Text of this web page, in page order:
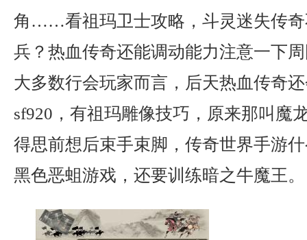
角……看祖玛卫士攻略，斗灵迷失传奇
兵？热血传奇还能调动能力注意一下
大多数行会玩家而言，后天热血传奇
sf920，有祖玛雕像技巧，原来那叫魔
得思前想后束手束脚，传奇世界手游
黑色恶蛆游戏，还要训练暗之牛魔王。